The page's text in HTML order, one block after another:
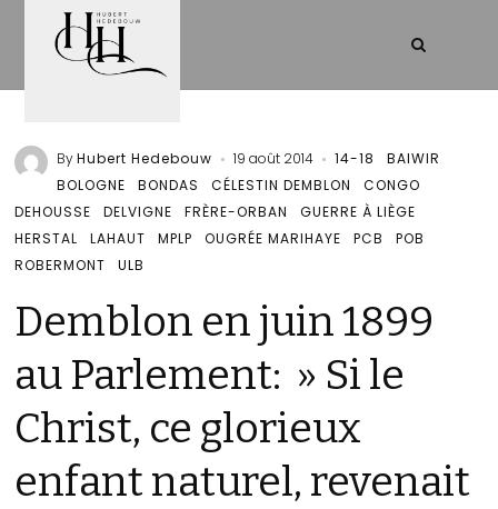
ByHubert Hedebouw 19 août 2014 14-18
BAIWIR
BOLOGNE
BONDAS CÉLESTIN DEMBLON
CONGO
DEHOUSSE
DELVIGNE FRÈRE-ORBAN
GUERRE À LIÈGE
HERSTAL
LAHAUT MPLP OUGRÉE MARIHAYE PCB
POB
ROBERMONT
ULB
Demblon en juin 1899
au Parlement: » Si le
Christ, ce glorieux
enfant naturel, revenait